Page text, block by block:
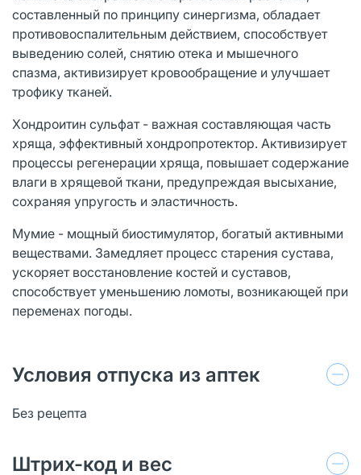
составленный по принципу синергизма, обладает
противовоспалительным действием, способствует
выведению солей, снятию отека и мышечного
спазма, активизирует кровообращение и улучшает
трофику тканей.
Хондроитин сульфат - важная составляющая часть
хряща, эффективный хондропротектор. Активизирует
процессы регенерации хряща, повышает содержание
влаги в хрящевой ткани, предупреждая высыхание,
сохраняя упругость и эластичность.
Мумие - мощный биостимулятор, богатый активными
веществами. Замедляет процесс старения сустава,
ускоряет восстановление костей и суставов,
способствует уменьшению ломоты, возникающей при
переменах погоды.
Условия отпуска из аптек
Без рецепта
Штрих-код и вес